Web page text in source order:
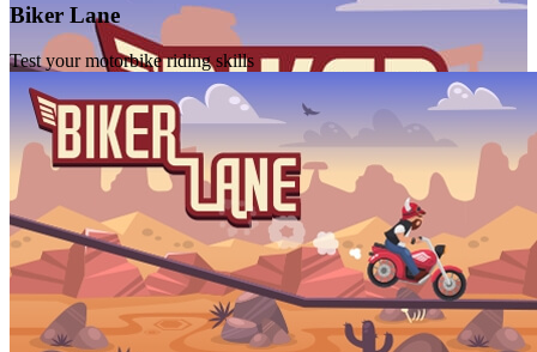
Biker Lane
Test your motorbike riding skills